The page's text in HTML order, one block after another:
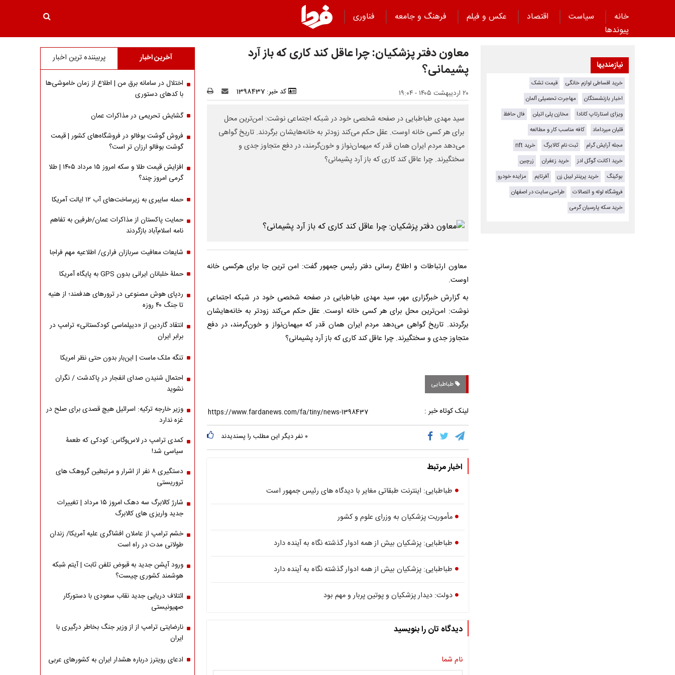
خانه سیاست اقتصاد عکس و فیلم فرهنگ و جامعه
فناوری
پیوند‌ها
معاون دفتر پزشکیان: چرا عاقل کند کاری که باز آرد
پشیمانی؟
۲۰ اردیبهشت ۱۴۰۵ - ۱۹:۰۴ کد خبر: 1398437
سید مهدی طباطبایی در صفحه شخصی خود در شبکه اجتماعی نوشت: امن‌ترین محل
برای هر کسی خانه اوست. عقل حکم می‌کند زودتر به خانه‌هایشان برگردند. تاریخ گواهی
می‌دهد مردم ایران همان قدر که میهمان‌نواز و خون‌گرمند، در دفع متجاوز جدی و
سختگیرند. چرا عاقل کند کاری که باز آرد پشیمانی؟
معاون ارتباطات و اطلاع رسانی دفتر رئیس جمهور گفت: امن ترین جا برای هرکسی خانه
اوست.
به گزارش خبرگزاری مهر، سید مهدی طباطبایی در صفحه شخصی خود در شبکه اجتماعی
نوشت: امن‌ترین محل برای هر کسی خانه اوست. عقل حکم می‌کند زودتر به خانه‌هایشان
برگردند. تاریخ گواهی می‌دهد مردم ایران همان قدر که میهمان‌نواز و خون‌گرمند، در دفع
متجاوز جدی و سختگیرند. چرا عاقل کند کاری که باز آرد پشیمانی؟
طباطبایی
لینک کوتاه خبر :
۰ نفر دیگر این مطلب را پسندیدند
اخبار مرتبط
طباطبایی: اینترنت طبقاتی مغایر با دیدگاه های رئیس جمهور است
مأموریت پزشکیان به وزرای علوم و کشور
طباطبایی: پزشکیان بیش از همه ادوار گذشته نگاه به آینده دارد
طباطبایی: پزشکیان بیش از همه ادوار گذشته نگاه به آینده دارد
دولت: دیدار پزشکیان و پوتین پربار و مهم بود
دیدگاه تان را بنویسید
نام شما
نیازمندیها
خرید اقساطی لوازم خانگی
قیمت تشک
اخبار بازنشستگان
مهاجرت تحصیلی آلمان
ویزای استارتاپ کانادا
مخازن پلی اتیلن
فال حافظ
قلیان میرداماد
کافه مناسب کار و مطالعه
مجله آرایش گرام
ثبت نام کالابرگ
خرید nft
خرید اکانت گوگل ادز
خرید زعفران
زرچین
بوکینگ
خرید پرینتر لیبل زن آفرتایم
مزایده خودرو
فروشگاه لوله و اتصالات
طراحی سایت در اصفهان
خرید سکه پارسیان گرمی
آخرین اخبار پربیننده ترین اخبار
اختلال در سامانه برق من | اطلاع از زمان خاموشی‌ها
با کدهای دستوری
گشایش تحریمی در مذاکرات عمان
فروش گوشت بوفالو در فروشگاه‌های کشور | قیمت
گوشت بوفالو ارزان تر است؟
افزایش قیمت طلا و سکه امروز ۱۵ مرداد ۱۴۰۵ | طلا
گرمی امروز چند؟
حمله سایبری به زیرساخت‌های آب ۱۲ ایالت آمریکا
حمایت پاکستان از مذاکرات عمان/طرفین به تفاهم
نامه اسلام‌آباد بازگردند
شایعات معافیت سربازان فراری/ اطلاعیه مهم فراجا
حملۀ خلبانان ایرانی بدون GPS به پایگاه آمریکا
ردپای هوش مصنوعی در ترورهای هدفمند؛ از هنیه
تا جنگ ۴۰ روزه
انتقاد گاردین از «دیپلماسی کودکستانی» ترامپ در
برابر ایران
تنگه ملک ماست | این‌بار بدون حتی نظر امریکا
احتمال شنیدن صدای انفجار در پاکدشت / نگران
نشوید
وزیر خارجه ترکیه: اسرائیل هیچ قصدی برای صلح در
غزه ندارد
کمدی ترامپ در لاس‌وگاس: کودکی که طعمۀ
سیاسی شد!
دستگیری ۸ نفر از اشرار و مرتبطین گروهک های
تروریستی
شارژ کالابرگ سه دهک امروز ۱۵ مرداد | تغییرات
جدید واریزی های کالابرگ
خشم ترامپ از عاملان افشاگری‌ علیه آمریکا/ زندان
طولانی مدت در راه است
ورود آپشن جدید به قبوض تلفن ثابت | آیتم شبکه
هوشمند کشوری چیست؟
ائتلاف دریایی جدید نقاب سعودی با دستورکار
صهیونیستی
نارضایتی ترامپ از از وزیر جنگ بخاطر درگیری با
ایران
ادعای رویترز درباره هشدار ایران به کشورهای عربی